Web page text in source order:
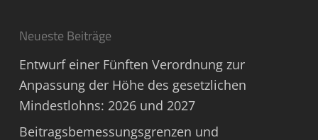
Neueste Beiträge
Entwurf einer Fünften Verordnung zur
Anpassung der Höhe des gesetzlichen
Mindestlohns: 2026 und 2027
Beitragsbemessungsgrenzen und